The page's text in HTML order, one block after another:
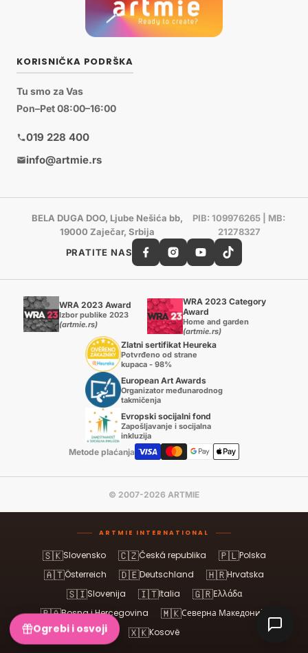
KORISNIČKA PODRŠKA
Tu smo za Vas
Pon–Pet 08:00–16:00
019 228 400
info@artmie.rs
BELA DUGA DOO, Ljube Nešića bb,
19000 Zaječar, Srbija
PIB: 109976265 | MB:
21278327
PRATITE NAS
WRA 2023 Award
Izbor publike 2023
(artmie.rs)
WRA 2023 Category
Award
Home and garden
(artmie.rs)
Zlatni sertifikat Heureka
Potvrđeno od strane
kupaca - 98%
European Art Awards
Organizator međunarodnog
takmičenja
Evropski socijalni fond
Zapošljavanje i socijalna
inkluzija
Metode plaćanja
© 2007-2026 ARTMIE
ARTMIE INTERNATIONAL
🇸🇰Slovensko 🇨🇿Česká republika 🇵🇱Polska
🇦🇹Österreich 🇩🇪Deutschland 🇭🇷Hrvatska
🇸🇮Slovenija 🇮🇹Italia 🇬🇷Ελλάδα
🇧🇦Bosna i Hercegovina 🇲🇰Северна Македонија
🇽🇰Kosovë
Ogrebi i osvoji